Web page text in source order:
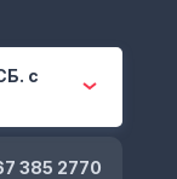
с
385 2770